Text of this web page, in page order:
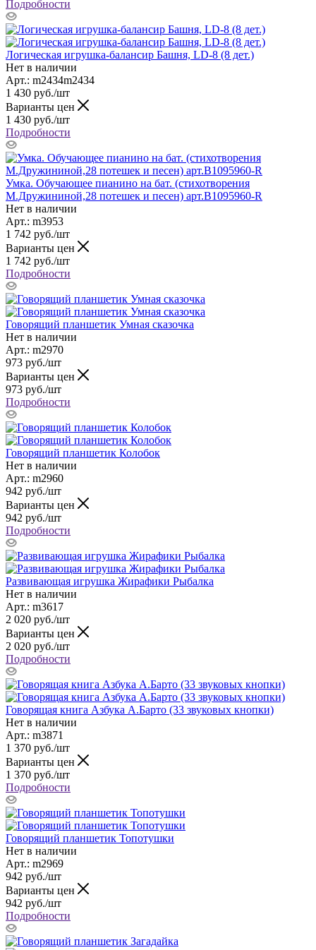
Подробности
Логическая игрушка-балансир Башня, LD-8 (8 дет.)
Нет в наличии
Арт.: m2434m2434
1 430 руб./шт
Варианты цен
1 430 руб./шт
Подробности
Умка. Обучающее пианино на бат. (стихотворения
М.Дружининой,28 потешек и песен) арт.B1095960-R
Нет в наличии
Арт.: m3953
1 742 руб./шт
Варианты цен
1 742 руб./шт
Подробности
Говорящий планшетик Умная сказочка
Нет в наличии
Арт.: m2970
973 руб./шт
Варианты цен
973 руб./шт
Подробности
Говорящий планшетик Колобок
Нет в наличии
Арт.: m2960
942 руб./шт
Варианты цен
942 руб./шт
Подробности
Развивающая игрушка Жирафики Рыбалка
Нет в наличии
Арт.: m3617
2 020 руб./шт
Варианты цен
2 020 руб./шт
Подробности
Говорящая книга Азбука А.Барто (33 звуковых кнопки)
Нет в наличии
Арт.: m3871
1 370 руб./шт
Варианты цен
1 370 руб./шт
Подробности
Говорящий планшетик Топотушки
Нет в наличии
Арт.: m2969
942 руб./шт
Варианты цен
942 руб./шт
Подробности